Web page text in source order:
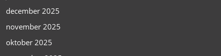
december 2025
november 2025
oktober 2025